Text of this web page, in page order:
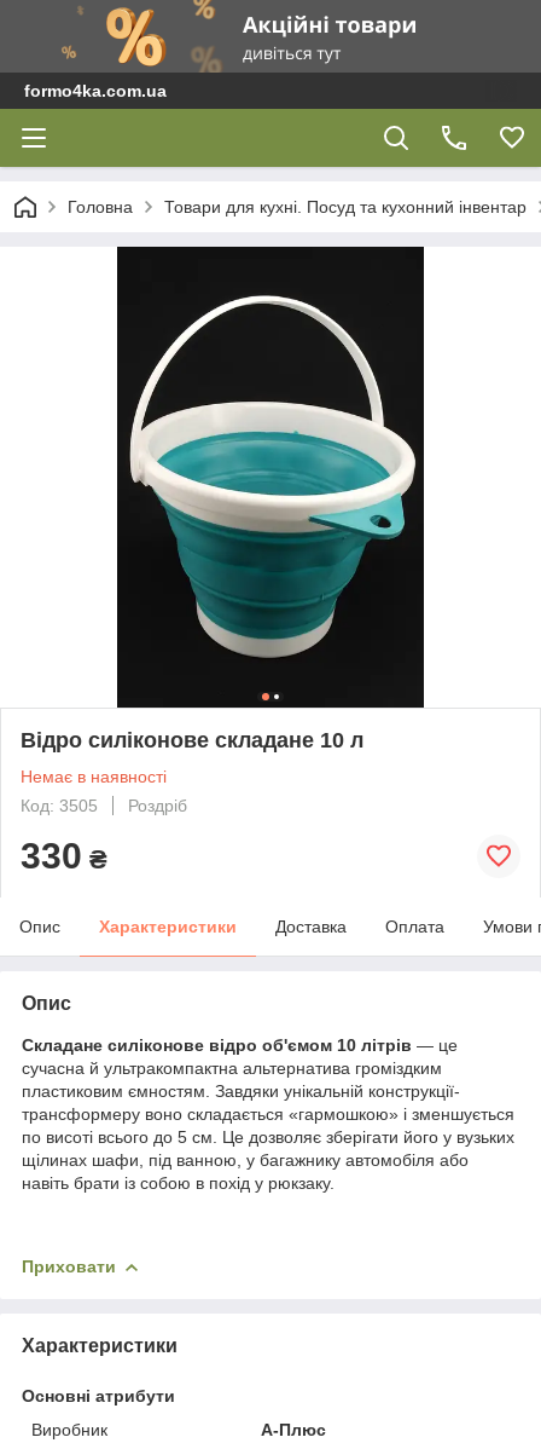
formo4ka.com.ua
Головна Товари для кухні. Посуд та кухонний інвентар
Відро силіконове складане 10 л
Немає в наявності
Код: 3505
Роздріб
330 ₴
Опис Характеристики Доставка Оплата Умови
Опис
Складане силіконове відро об'ємом 10 літрів — це
сучасна й ультракомпактна альтернатива громіздким
пластиковим ємностям. Завдяки унікальній конструкції-
трансформеру воно складається «гармошкою» і зменшується
по висоті всього до 5 см. Це дозволяє зберігати його у вузьких
щілинах шафи, під ванною, у багажнику автомобіля або
навіть брати із собою в похід у рюкзаку.
Приховати
Характеристики
Основні атрибути
Виробник
А-Плюс